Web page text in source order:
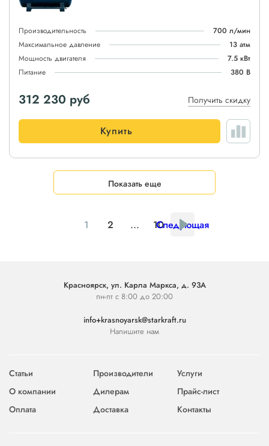
Производительность
700 л/мин
Максимальное давление
13 атм
Мощность двигателя
7.5 кВт
Питание
380 В
312 230 руб Получить скидку
Купить
Показать еще
1 2 ... 10
Следующая
Красноярск, ул. Карла Маркса, д. 93А
пн-пт с 8:00 до 20:00
info+krasnoyarsk@starkraft.ru
Напишите нам
Статьи Производители
Услуги
О компании
Дилерам
Прайс-лист
Оплата
Доставка Контакты